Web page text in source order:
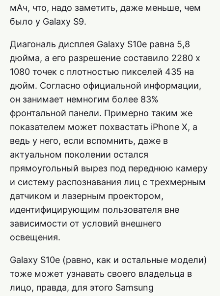
мАч, что, надо заметить, даже меньше, чем
было у Galaxy S9.
Диагональ дисплея Galaxy S10e равна 5,8
дюйма, а его разрешение составило 2280 x
1080 точек с плотностью пикселей 435 на
дюйм. Согласно официальной информации,
он занимает немногим более 83%
фронтальной панели. Примерно таким же
показателем может похвастать iPhone X, а
ведь у него, если вспомнить, даже в
актуальном поколении остался
прямоугольный вырез под переднюю камеру
и систему распознавания лиц с трехмерным
датчиком и лазерным проектором,
идентифицирующим пользователя вне
зависимости от условий внешнего
освещения.
Galaxy S10e (равно, как и остальные модели)
тоже может узнавать своего владельца в
лицо, правда, для этого Samsung